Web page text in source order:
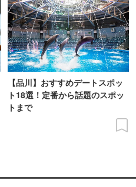
【品川】おすすめデートスポッ
ト18選！定番から話題のスポッ
トまで